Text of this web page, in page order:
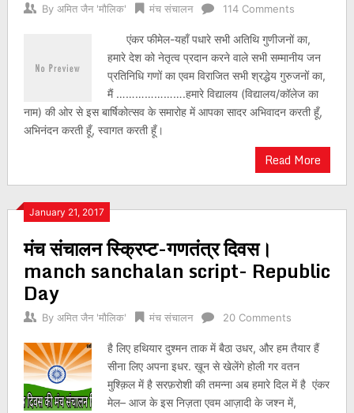
By अमित जैन 'मौलिक' मंच संचालन 114 Comments
एंकर फीमेल-यहाँ पधारे सभी अतिथि गुणीजनों का,
हमारे देश को नेतृत्व प्रदान करने वाले सभी सम्मानीय जन
प्रतिनिधि गणों का एवम विराजित सभी श्रद्धेय गुरुजनों का,
मैं ………………….हमारे विद्यालय (विद्यालय/कॉलेज का
नाम) की ओर से इस बार्षिकोत्सव के समारोह में आपका सादर अभिवादन करती हूँ,
अभिनंदन करती हूँ, स्वागत करती हूँ।
Read More
January 21, 2017
मंच संचालन स्क्रिप्ट-गणतंत्र दिवस।
manch sanchalan script- Republic
Day
By अमित जैन 'मौलिक' मंच संचालन 20 Comments
है लिए हथियार दुश्मन ताक में बैठा उधर, और हम तैयार हैं
सीना लिए अपना इधर. ख़ून से खेलेंगे होली गर वतन
मुश्क़िल में है सरफ़रोशी की तमन्ना अब हमारे दिल में है एंकर
मेल– आज के इस निज़ता एवम आज़ादी के जश्न में,